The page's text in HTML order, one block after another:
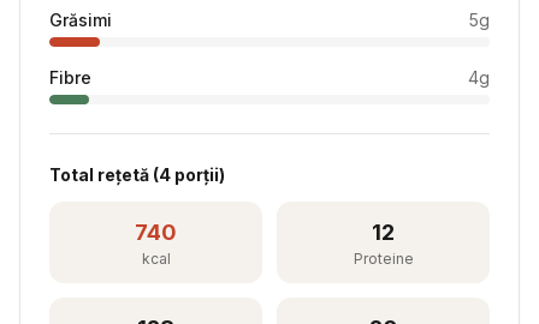
Grăsimi 5g
Fibre 4g
Total rețetă (4 porții)
740
kcal
12
Proteine